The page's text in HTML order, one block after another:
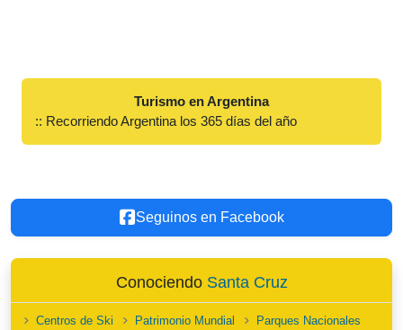
Turismo en Argentina
:: Recorriendo Argentina los 365 días del año
Seguinos en Facebook
Conociendo Santa Cruz
Centros de Ski Patrimonio Mundial
Parques Nacionales